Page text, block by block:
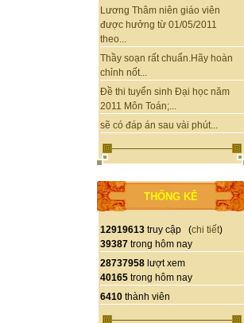
Lương Thâm niên giáo viên
được hưởng từ 01/05/2011
theo...
Thầy soạn rất chuẩn.Hãy hoàn
chỉnh nốt...
Đề thi tuyển sinh Đại học năm
2011 Môn Toán;...
sẽ có đáp án sau vài phút...
THỐNG KÊ
12919613 truy cập (chi tiết)
39387 trong hôm nay
28737958 lượt xem
40165 trong hôm nay
6410 thành viên